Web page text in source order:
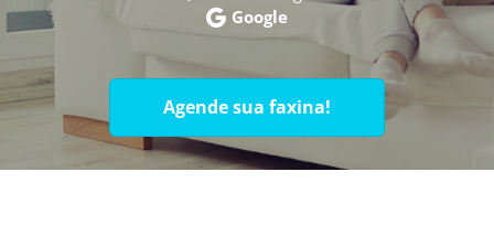
Google
Agende sua faxina!